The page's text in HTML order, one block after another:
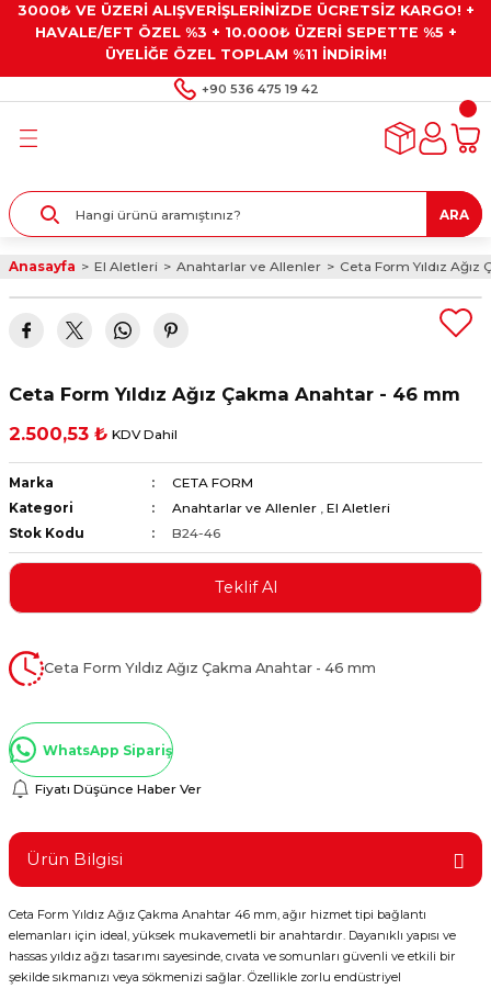
3000₺ VE ÜZERİ ALIŞVERİŞLERİNİZDE ÜCRETSİZ KARGO! +
HAVALE/EFT ÖZEL %3 + 10.000₺ ÜZERİ SEPETTE %5 +
ÜYELİĞE ÖZEL TOPLAM %11 İNDİRİM!
+90 536 475 19 42
Geri Dön
Kaplamalar
Geri Dön
Geri Dön
Gresler
Geri Dön
Alet Setleri
ve Multimetreler
ve Penseler
Aletleri
Geri Dön
Taşları ve
ARA
Anasayfa El Aletleri Anahtarlar ve Allenler Ceta Form Yıldız
Ceta Form Yıldız Ağız Çakma Anahtar - 46 mm
2.500,53 ₺ KDV Dahil
Marka
CETA FORM
Kategori
Anahtarlar ve Allenler , El Aletleri
Stok Kodu
B24-46
Teklif Al
Ceta Form Yıldız Ağız Çakma Anahtar - 46 mm
WhatsApp Sipariş
Fiyatı Düşünce Haber Ver
Ürün Bilgisi
Ceta Form Yıldız Ağız Çakma Anahtar 46 mm, ağır hizmet tipi bağlantı
elemanları için ideal, yüksek mukavemetli bir anahtardır. Dayanıklı yapısı ve
hassas yıldız ağzı tasarımı sayesinde, cıvata ve somunları güvenli ve etkili bir
şekilde sıkmanızı veya sökmenizi sağlar. Özellikle zorlu endüstriyel